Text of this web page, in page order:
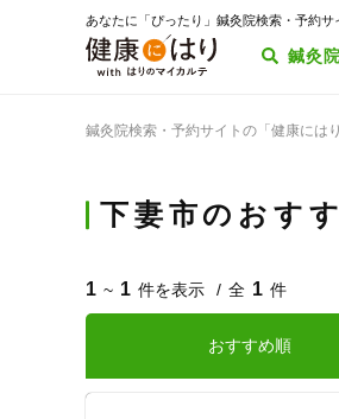
あなたに「ぴったり」鍼灸院検索・予約サ
鍼灸
鍼灸院検索・予約サイトの「健康には
下妻市のおす
1 ~ 1 件を表示 全 1 件
おすすめ順